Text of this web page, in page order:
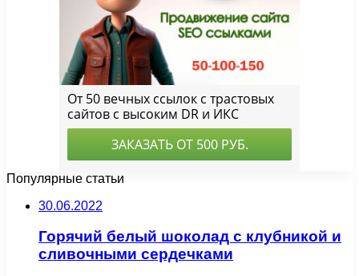
Популярные статьи
30.06.2022
Горячий белый шоколад с клубникой и
сливочными сердечками